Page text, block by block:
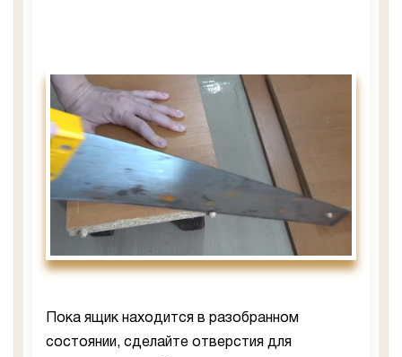
Пока ящик находится в разобранном
состоянии, сделайте отверстия для